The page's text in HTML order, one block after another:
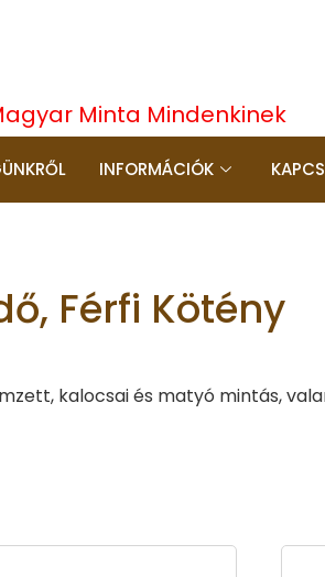
Minta Mindenkinek
INFORMÁCIÓK
Férfi Kötény
kalocsai és matyó mintás,